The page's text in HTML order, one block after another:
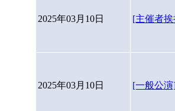
2025年03月10日 [主催者
2025年03月10日 [一般公